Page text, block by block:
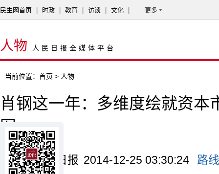
民生网首页 时政 教育 访谈 文化 更多
人物 人民日报全媒体平台
当前位置： 首页 > 人物
肖钢这一年：多维度绘就资本
图
来源：证券日报 2014-12-25 03:30:24 路